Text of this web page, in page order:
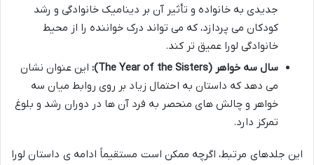
جدیدی به خانواده و تأثیر آن بر دینامیک خانوادگی و رشد
کودکان می پردازد، که می تواند درک خواننده را از محیط
خانوادگی لورا عمیق تر کند.
سال سه خواهر (The Year of the Sisters):
این عنوان نشان
می دهد که داستان به احتمال زیاد بر روی روابط میان سه
خواهر و چالش های منحصر به فرد آن ها در دوران رشد و بلوغ
تمرکز دارد.
این جلدهای مرتبط، اگرچه ممکن است مستقیماً ادامه ی داستان لورا